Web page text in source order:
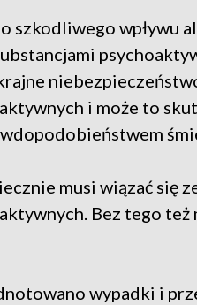
szkodliwego wpływu
i może to
musi wiązać się
Bez tego też
wypadki i